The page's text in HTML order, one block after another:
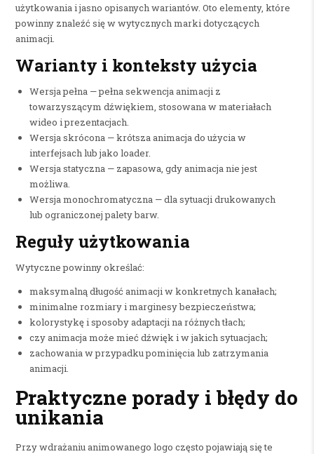
użytkowania i jasno opisanych wariantów. Oto elementy, które
powinny znaleźć się w wytycznych marki dotyczących
animacji.
Warianty i konteksty użycia
Wersja pełna — pełna sekwencja animacji z
towarzyszącym dźwiękiem, stosowana w materiałach
wideo i prezentacjach.
Wersja skrócona — krótsza animacja do użycia w
interfejsach lub jako loader.
Wersja statyczna — zapasowa, gdy animacja nie jest
możliwa.
Wersja monochromatyczna — dla sytuacji drukowanych
lub ograniczonej palety barw.
Reguły użytkowania
Wytyczne powinny określać:
maksymalną długość animacji w konkretnych kanałach;
minimalne rozmiary i marginesy bezpieczeństwa;
kolorystykę i sposoby adaptacji na różnych tłach;
czy animacja może mieć dźwięk i w jakich sytuacjach;
zachowania w przypadku pominięcia lub zatrzymania
animacji.
Praktyczne porady i błędy do
unikania
Przy wdrażaniu animowanego logo często pojawiają się te